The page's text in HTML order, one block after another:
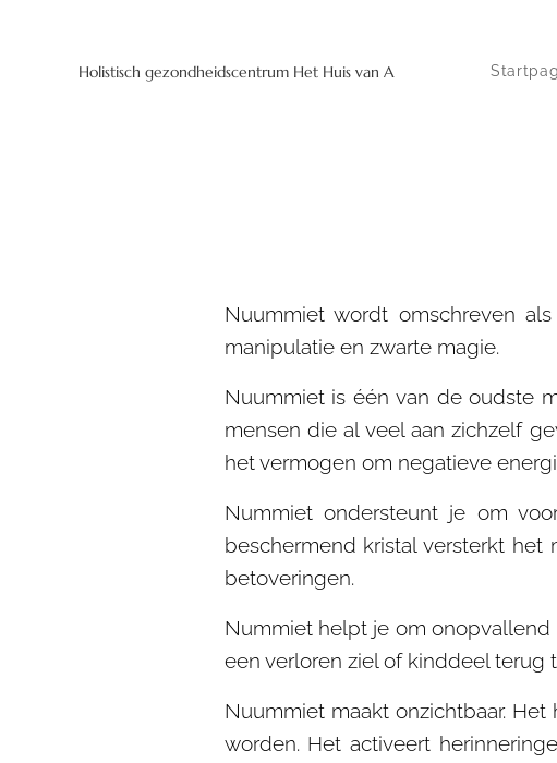
Holistisch gezondheidscentrum Het Huis van A
Nuummiet wordt omschreven
manipulatie en zwarte magie.
Nuummiet is één van de oudste
mensen die al veel aan zichzelf
het vermogen om negatieve
Nummiet ondersteunt je om
beschermend kristal versterkt
betoveringen.
Nummiet helpt je om
een verloren ziel of kinddeel terug
Nuummiet maakt onzichtbaar.
worden. Het activeert